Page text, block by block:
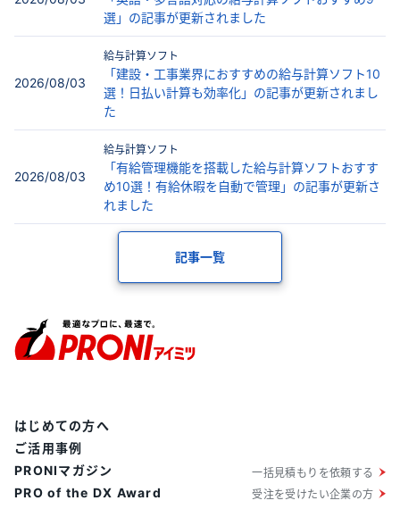
選」の記事が更新されました
2026/08/03
給与計算ソフト
「建設・工事業界におすすめの給与計算ソフト10
選！日払い計算も効率化」の記事が更新されまし
た
2026/08/03
給与計算ソフト
「有給管理機能を搭載した給与計算ソフトおすす
め10選！有給休暇を自動で管理」の記事が更新さ
れました
記事一覧
はじめての方へ
ご活用事例
PRONIマガジン
PRO of the DX Award
一括見積もりを依頼する
受注を受けたい企業の方